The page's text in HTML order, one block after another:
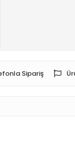
Sipariş